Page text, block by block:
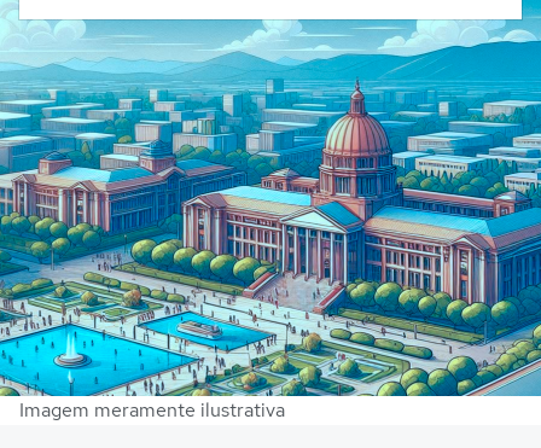
Imagem meramente ilustrativa